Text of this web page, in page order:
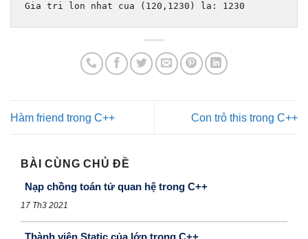
Gia tri lon nhat cua ( 120 , 1230 ) la : 1230
Hàm friend trong C++ Con trỏ this trong C++
BÀI CÙNG CHỦ ĐỀ
Nạp chồng toán tử quan hệ trong C++
17 Th3 2021
Thành viên Static của lớp trong C++